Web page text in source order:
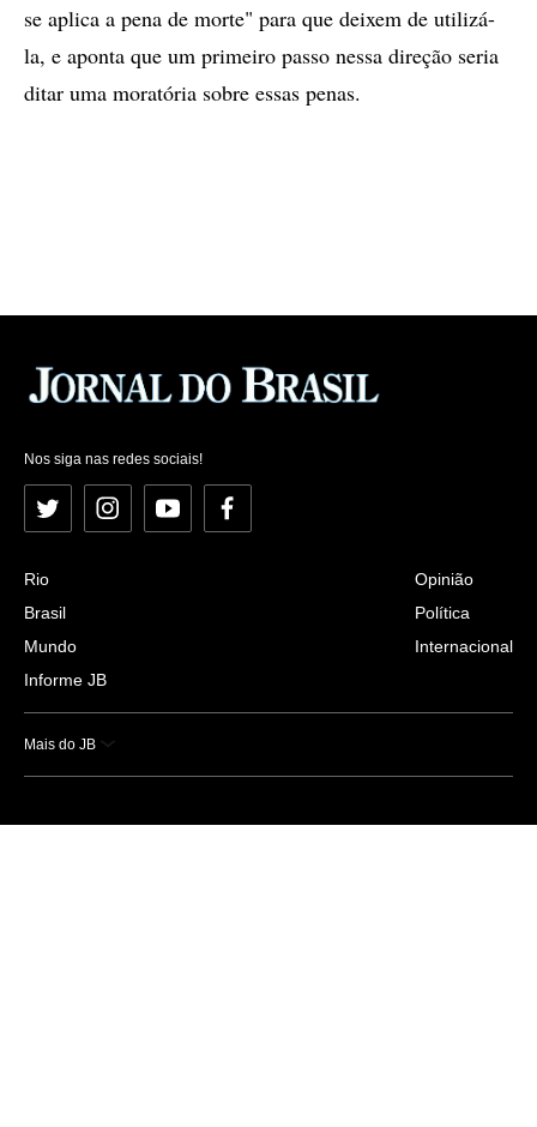
se aplica a pena de morte" para que deixem de utilizá-
la, e aponta que um primeiro passo nessa direção seria
ditar uma moratória sobre essas penas.
Nos siga nas redes sociais!
Twitter InstagramYouTubeFacebook
Rio
Brasil
Mundo
Informe JB
Opinião
Política
Internacional
Mais do JB
Esportes